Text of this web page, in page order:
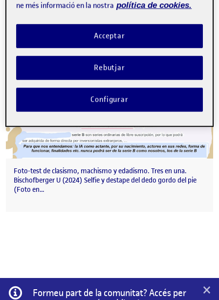
Dedo de un pie de la serie B
Publicat per
Úrsula Bischofberger Valdes
Data de publicació
-2 comentaris
Foto-test de clasismo, machismo y edadismo. Tres en una.
Bischofberger U (2024) Selfie y destape del dedo gordo del pie
(Foto en…
Informació
Formeu part de la comunitat? Accés per
×
ne més informació en la nostra política de cookies.
Rebutjar
Acceptar
Configurar